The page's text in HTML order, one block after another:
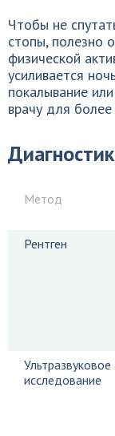
Чтобы не
стопы, полезно
физической
усиливается
покалывание
врачу для более
Метод
Рентген
Ультразвуковое
исследование